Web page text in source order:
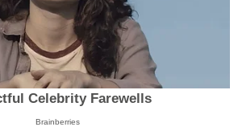
Celebrity Farewells
Brainberries